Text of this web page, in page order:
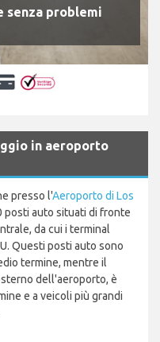
senza problemi
in aeroporto
presso l'Aeroporto di Los
posti auto situati di fronte
da cui i terminal
Questi posti auto sono
termine, mentre il
dell'aeroporto, è
e a veicoli più grandi